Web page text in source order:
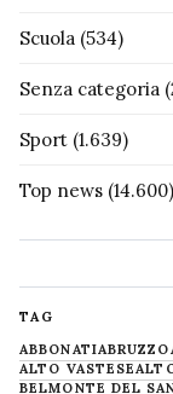
Scuola (534)
Senza categoria
Sport (1.639)
Top news (14.600)
TAG
ABBONATIABRUZZO
ALTO VASTESE
BELMONTE DEL